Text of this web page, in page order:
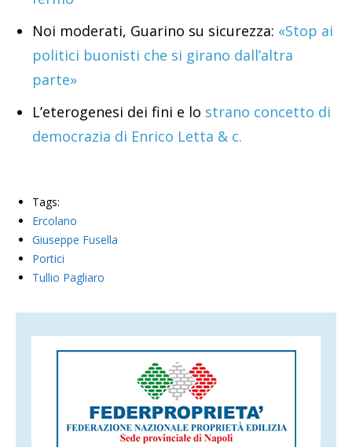
Noi moderati, Guarino su sicurezza: «Stop ai
politici buonisti che si girano dall’altra
parte»
L’eterogenesi dei fini e lo strano concetto di
democrazia di Enrico Letta & c.
Tags:
Ercolano
Giuseppe Fusella
Portici
Tullio Pagliaro